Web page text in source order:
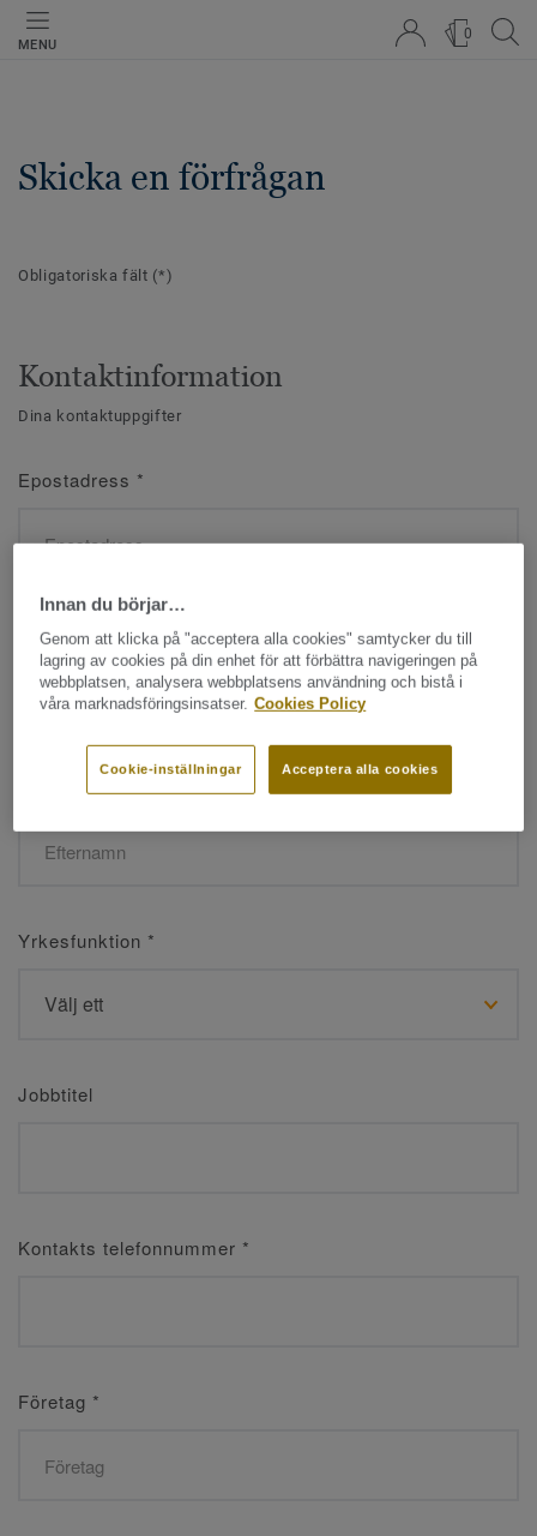
MENU
0
Skicka en förfrågan
Obligatoriska fält (*)
Kontaktinformation
Dina kontaktuppgifter
Epostadress *
Namn*
Efternamn*
Yrkesfunktion *
Jobbtitel
Kontakts telefonnummer *
Företag *
Innan du börjar…
Genom att klicka på "acceptera alla cookies" samtycker du till
lagring av cookies på din enhet för att förbättra navigeringen på
webbplatsen, analysera webbplatsens användning och bistå i
våra marknadsföringsinsatser. Cookies Policy
Acceptera alla cookies
Cookie-inställningar